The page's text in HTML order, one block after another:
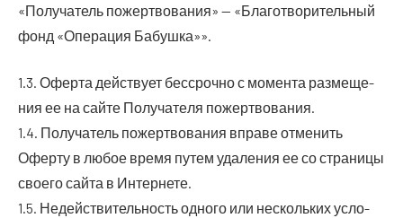
«Полу­ча­тель пожерт­во­ва­ния» — «Бла­го­тво­ри­тель­ный
фонд «Опе­ра­ция Бабушка»».
1.3. Офер­та дей­ству­ет бес­сроч­но с момен­та раз­ме­ще­
ния ее на сай­те Полу­ча­те­ля пожертвования.
1.4. Полу­ча­тель пожерт­во­ва­ния впра­ве отме­нить
Офер­ту в любое вре­мя путем уда­ле­ния ее со стра­ни­цы
сво­е­го сай­та в Интернете.
1.5. Недей­стви­тель­ность одно­го или несколь­ких усло­